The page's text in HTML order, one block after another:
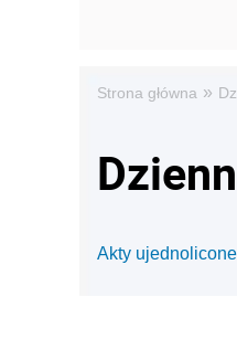
Strona główna »
Akty ujednolicone